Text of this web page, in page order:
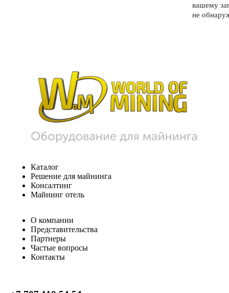
вашему
не
Каталог
Решение для майнинга
Консалтинг
Майнинг отель
О компании
Представительства
Партнеры
Частые вопросы
Контакты